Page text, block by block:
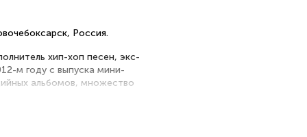
Россия.
хип-хоп песен, экс-
м году с выпуска мини-
альбомов, множество